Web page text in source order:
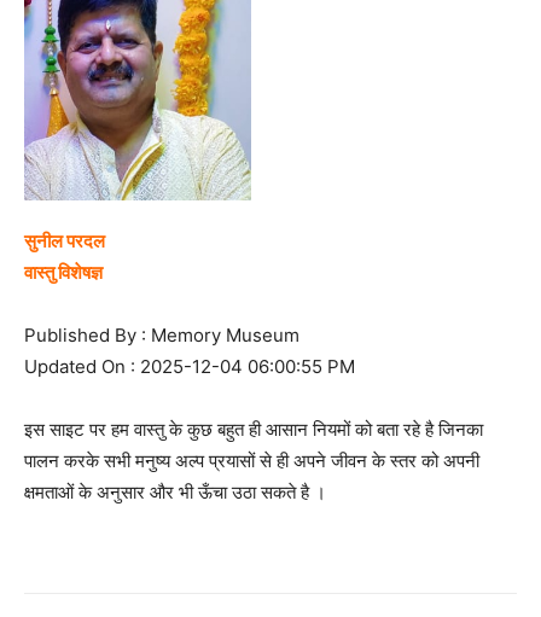
सुनील परदल
वास्तु विशेषज्ञ
Published By : Memory Museum
Updated On : 2025-12-04 06:00:55 PM
इस साइट पर हम वास्तु के कुछ बहुत ही आसान नियमों को बता रहे है जिनका
पालन करके सभी मनुष्य अल्प प्रयासों से ही अपने जीवन के स्तर को अपनी
क्षमताओं के अनुसार और भी ऊँचा उठा सकते है ।